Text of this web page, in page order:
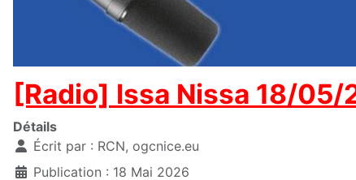
[Radio] Issa Nissa 18/05/
Détails
Écrit par : RCN, ogcnice.eu
Publication : 18 Mai 2026